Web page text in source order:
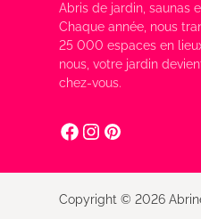
Abris de jardin, saunas
Chaque année, nous
25 000 espaces en
nous, votre jardin
chez-vous.
Copyright © 2026